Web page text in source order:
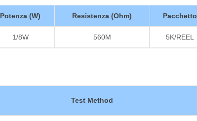
Potenza (W) Resistenza (Ohm) Pacchetto
1/8W 560M 5K/REEL
Test Method